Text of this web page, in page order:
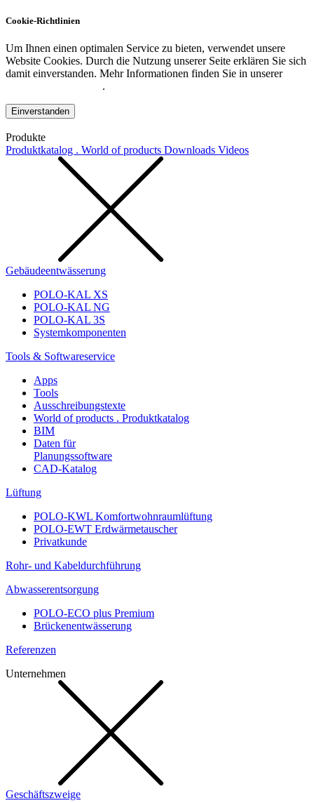
Cookie-Richtlinien
Um Ihnen einen optimalen Service zu bieten, verwendet unsere
Website Cookies. Durch die Nutzung unserer Seite erklären Sie sich
damit einverstanden. Mehr Informationen finden Sie in unserer
.
Einverstanden
Produkte
Produktkatalog . World of products Downloads Videos
Gebäudeentwässerung
POLO-KAL XS
POLO-KAL NG
POLO-KAL 3S
Systemkomponenten
Tools & Softwareservice
Apps
Tools
Ausschreibungstexte
World of products . Produktkatalog
BIM
Daten für
Planungssoftware
CAD-Katalog
Lüftung
POLO-KWL Komfortwohnraumlüftung
POLO-EWT Erdwärmetauscher
Privatkunde
Rohr- und Kabeldurchführung
Abwasserentsorgung
POLO-ECO plus Premium
Brückenentwässerung
Referenzen
Unternehmen
Geschäftszweige